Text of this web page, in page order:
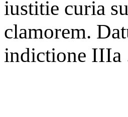
iustitie curia
clamorem.
indictione IIIa